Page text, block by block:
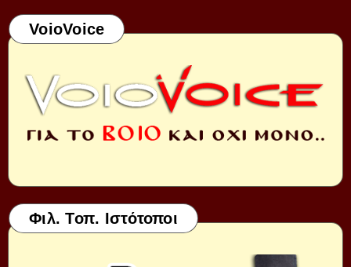
VoioVoice
Φιλ. Τοπ. Ιστότοποι